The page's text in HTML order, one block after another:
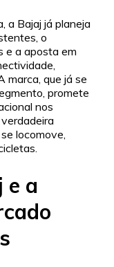
a Bajaj já planeja
o
e a aposta em
marca, que já se
promete
nos
locomove,
e a